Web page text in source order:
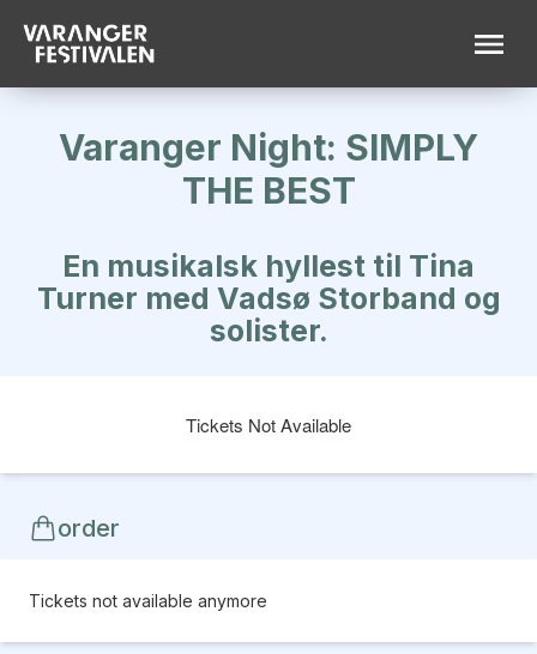
Varanger Night: SIMPLY
THE BEST
En musikalsk hyllest til Tina
Turner med Vadsø Storband og
solister.
Tickets Not Available
order
Tickets not available anymore